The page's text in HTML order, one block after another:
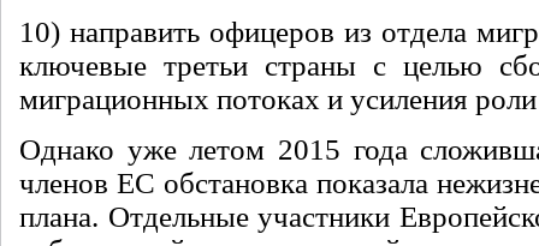
10) направить офицеров из отдела
ключевые третьи страны с целью
миграционных потоках и усиления
Однако уже летом 2015 года
членов ЕС обстановка показала
плана. Отдельные участники